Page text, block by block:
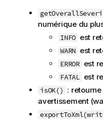
numérique du
INFO est
WARN est
ERROR est
FATAL est
isOK() :
avertissement